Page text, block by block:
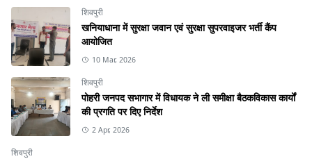
शिवपुरी
खनियाधाना में सुरक्षा जवान एवं सुरक्षा सुपरवाइजर भर्ती कैंप
आयोजित
10 Mar, 2026
शिवपुरी
पोहरी जनपद सभागार में विधायक ने ली समीक्षा बैठकविकास कार्यों
की प्रगति पर दिए निर्देश
2 Apr, 2026
शिवपुरी